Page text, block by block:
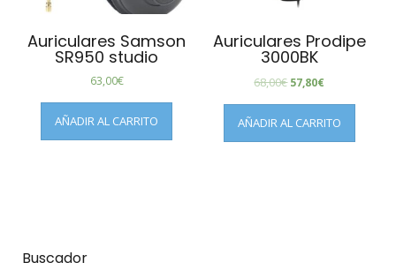
Auriculares Samson
SR950 studio
63,00€
AÑADIR AL CARRITO
Auriculares Prodipe
3000BK
68,00€ 57,80€
AÑADIR AL CARRITO
Buscador